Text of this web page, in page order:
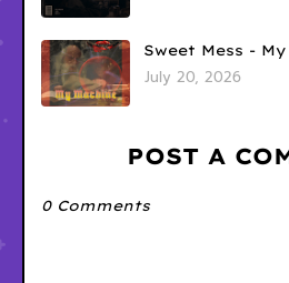
Sweet Mess -
July 20, 2026
POST A
0 Comments